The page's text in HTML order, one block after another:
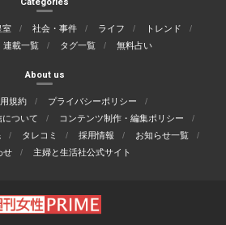
室 社会・事件 ライフ
トレンド
連載一覧 タグ一覧 無料占い
About us
規約
プライバシーポリシー
ついて
コンテンツ制作・編集ポリシー
タレコミ 採用情報
お知らせ一覧
せ
主婦と生活社公式サイト